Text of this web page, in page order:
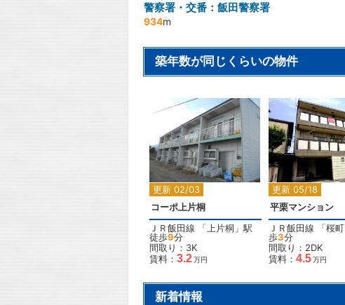
警察署・交番：飯田警察署
934m
築年数が同じくらいの物件
更新 02/03
2
コーポ上片桐
ＪＲ飯田線 「上片桐 」駅
徒歩9分
間取り：3K
賃料： 3.2万円
更新 05/18
2
平栗マンション
ＪＲ飯田線 「桜町
歩3分
間取り：2DK
賃料： 4.5万円
新着情報